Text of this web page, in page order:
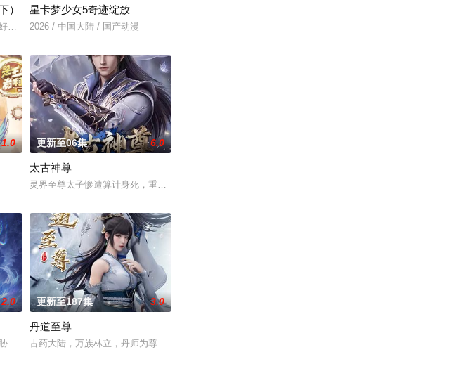
与爱好，树立职业理想，并不断为这一理想而努力。
化亿万血雨，洒落万古岁月，经历无数时空的熬炼，岁月长河的洗礼，他化万古，他化自在
）
的叶罗丽仙境。这里的仙子因自然与人类世界的兴衰而生，也与万物命运相连。当人类世界灾难骤起，风云失色，
星卡梦少女5奇迹绽放
2026 / 中国大陆 / 国产动漫
，他唤醒了上古魔刀“幽冥”，获得驱使阴兵之力，
命成婚。两人在洞房夜发起暗杀，却发现彼此皆是不死之身。为了得到对方宗门的秘宝御妖
1.0 更新至06集 6.0
太古神尊
灵界至尊太子惨遭算计身死，重生跌落凡尘沦为底层杂役！身怀绝世造化神丹与逆天功法，仅凭一柄锈剑掀翻
废徒叶辰，被赶出宗门，无以为家，机缘巧合之下偶得
界，原本以为自己可以从此吃香喝辣，一跃成为人上人时，他却发现自己既没有任何修行天
2.0
来袭，天生废灵根的少年秦雨体内意外觉醒神力，被选中成为神秘至强功法万物生的传承人。秦雨加入东大高武学
更新至187集 3.0
丹道至尊
古药大陆，万族林立，丹师为尊；双生武脉，再现世间！醉卧美人膝，成就丹道至尊！